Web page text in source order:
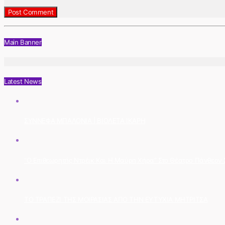
Main Banner
Latest News